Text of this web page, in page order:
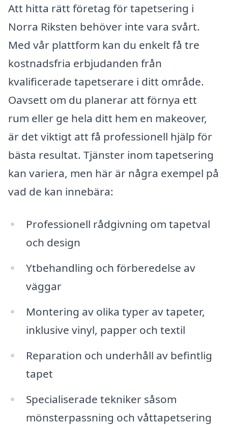
Att hitta rätt företag för tapetsering i
Norra Riksten behöver inte vara svårt.
Med vår plattform kan du enkelt få tre
kostnadsfria erbjudanden från
kvalificerade tapetserare i ditt område.
Oavsett om du planerar att förnya ett
rum eller ge hela ditt hem en makeover,
är det viktigt att få professionell hjälp för
bästa resultat. Tjänster inom tapetsering
kan variera, men här är några exempel på
vad de kan innebära:
Professionell rådgivning om tapetval
och design
Ytbehandling och förberedelse av
väggar
Montering av olika typer av tapeter,
inklusive vinyl, papper och textil
Reparation och underhåll av befintlig
tapet
Specialiserade tekniker såsom
mönsterpassning och våttapetsering